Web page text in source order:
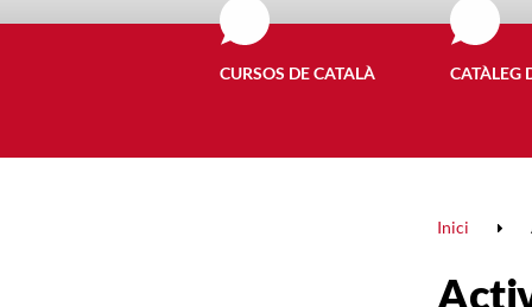
CURSOS DE CATALÀ CATÀLEG
Inici